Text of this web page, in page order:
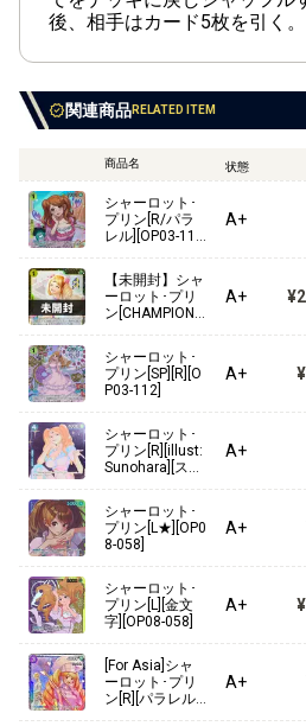
【ST-22】エース&ニューゲート
【ST-20】黄 シャーロット・カタクリ
【ST-18】紫 モンキー・D・ルフィ
【ST-17】青 ドンキホーテ・ドフラミン
【ST-16】緑 ウタ
【ST-15】赤 エドワード・ニューゲート
【ST-14】3D2Y
【ST-13】3兄弟の絆
【ST-12】ゾロ&サンジ
【ST-11】Side ウタ
【ST-10】“三船長”集結
【ST-09】Side ヤマト
【ST-08】Side モンキー・D・ルフィ
【ST-07】ビッグ・マム海賊団
後、相手はカード5枚を引く。
関連商品RELATED ITEM
商品名 状態
シャーロット･
プリン[R/パラ
レル][OP03-11
A+
【未開封】シャ
ーロット･プリ
ン[CHAMPIONS
12]
A+
シャーロット･
プリン[SP][R][O
P03-112]
A+
シャーロット･
プリン[R][illust:
Sunohara][スタ
6-047]
A+
シャーロット･
プリン[L★][OP0
8-058]
A+
シャーロット･
プリン[L][金文
字][OP08-058]
A+
[For Asia]シャ
ーロット･プリ
ン[R][パラレル]
A+